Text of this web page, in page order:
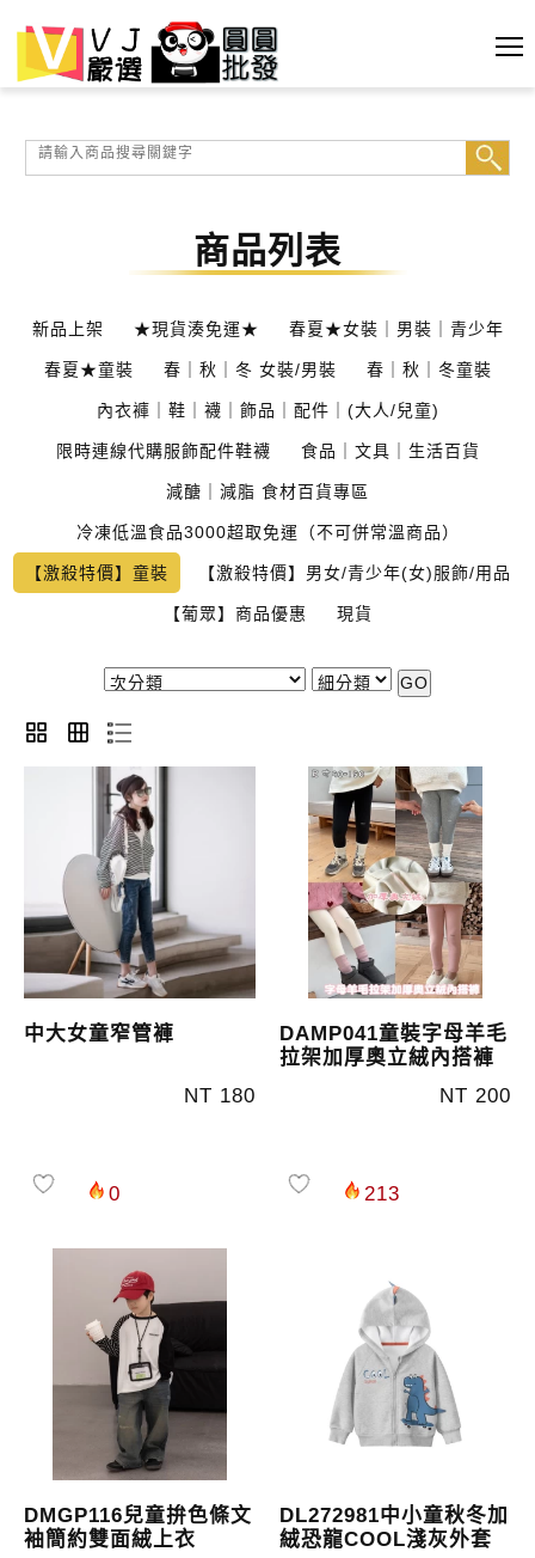
商品列表
新品上架 ★現貨湊免運★ 春夏★女裝｜男裝｜青少年
春夏★童裝 春｜秋｜冬 女裝/男裝 春｜秋｜冬童裝
內衣褲｜鞋｜襪｜飾品｜配件｜(大人/兒童)
限時連線代購服飾配件鞋襪 食品｜文具｜生活百貨
減醣｜減脂 食材百貨專區
冷凍低溫食品3000超取免運（不可併常溫商品）
【激殺特價】童裝 【激殺特價】男女/青少年(女)服飾/用品
【葡眾】商品優惠 現貨
GO
中大女童窄管褲
NT 180
0
DAMP041童裝字母羊毛
拉架加厚奧立絨內搭褲
NT 200
213
DMGP116兒童拚色條文
袖簡約雙面絨上衣
DL272981中小童秋冬加
絨恐龍COOL淺灰外套